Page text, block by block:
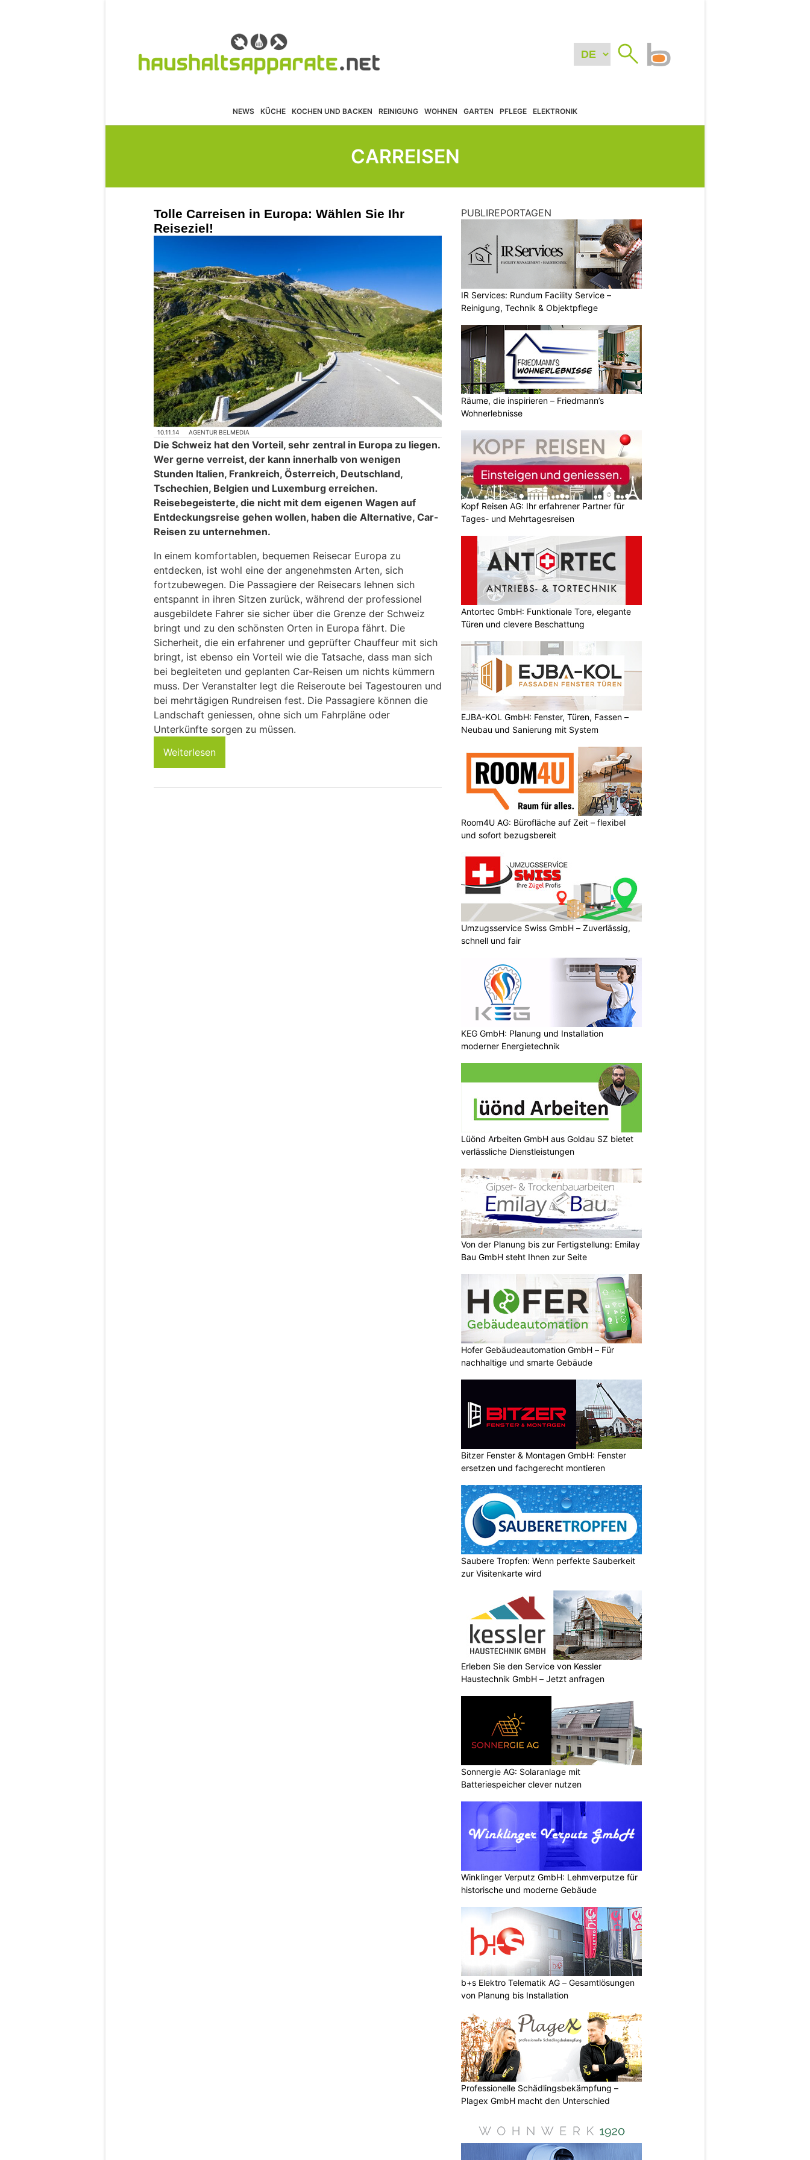
NEWS KÜCHE KOCHEN UND BACKEN REINIGUNG WOHNEN GARTEN PFLEGE ELEKTRONIK
CARREISEN
Tolle Carreisen in Europa: Wählen Sie Ihr
Reiseziel!
10.11.14 AGENTUR BELMEDIA
Die Schweiz hat den Vorteil, sehr zentral in Europa zu liegen.
Wer gerne verreist, der kann innerhalb von wenigen
Stunden Italien, Frankreich, Österreich, Deutschland,
Tschechien, Belgien und Luxemburg erreichen.
Reisebegeisterte, die nicht mit dem eigenen Wagen auf
Entdeckungsreise gehen wollen, haben die Alternative, Car-
Reisen zu unternehmen.
In einem komfortablen, bequemen Reisecar Europa zu
entdecken, ist wohl eine der angenehmsten Arten, sich
fortzubewegen. Die Passagiere der Reisecars lehnen sich
entspannt in ihren Sitzen zurück, während der professionel
ausgebildete Fahrer sie sicher über die Grenze der Schweiz
bringt und zu den schönsten Orten in Europa fährt. Die
Sicherheit, die ein erfahrener und geprüfter Chauffeur mit sich
bringt, ist ebenso ein Vorteil wie die Tatsache, dass man sich
bei begleiteten und geplanten Car-Reisen um nichts kümmern
muss. Der Veranstalter legt die Reiseroute bei Tagestouren und
bei mehrtägigen Rundreisen fest. Die Passagiere können die
Landschaft geniessen, ohne sich um Fahrpläne oder
Unterkünfte sorgen zu müssen.
Weiterlesen
PUBLIREPORTAGEN
IR Services: Rundum Facility Service –
Reinigung, Technik & Objektpflege
Räume, die inspirieren – Friedmann’s
Wohnerlebnisse
Kopf Reisen AG: Ihr erfahrener Partner für
Tages- und Mehrtagesreisen
Antortec GmbH: Funktionale Tore, elegante
Türen und clevere Beschattung
EJBA-KOL GmbH: Fenster, Türen, Fassen –
Neubau und Sanierung mit System
Room4U AG: Bürofläche auf Zeit – flexibel
und sofort bezugsbereit
Umzugsservice Swiss GmbH – Zuverlässig,
schnell und fair
KEG GmbH: Planung und Installation
moderner Energietechnik
Lüönd Arbeiten GmbH aus Goldau SZ bietet
verlässliche Dienstleistungen
Von der Planung bis zur Fertigstellung: Emilay
Bau GmbH steht Ihnen zur Seite
Hofer Gebäudeautomation GmbH – Für
nachhaltige und smarte Gebäude
Bitzer Fenster & Montagen GmbH: Fenster
ersetzen und fachgerecht montieren
Saubere Tropfen: Wenn perfekte Sauberkeit
zur Visitenkarte wird
Erleben Sie den Service von Kessler
Haustechnik GmbH – Jetzt anfragen
Sonnergie AG: Solaranlage mit
Batteriespeicher clever nutzen
Winklinger Verputz GmbH: Lehmverputze für
historische und moderne Gebäude
b+s Elektro Telematik AG – Gesamtlösungen
von Planung bis Installation
Professionelle Schädlingsbekämpfung –
Plagex GmbH macht den Unterschied